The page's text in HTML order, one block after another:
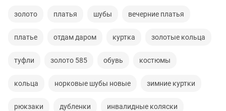
золото платья шубы вечерние платья
платье отдам даром куртка золотые кольца
туфли золото 585 обувь костюмы
кольца норковые шубы новые зимние куртки
рюкзаки дубленки инвалидные коляски